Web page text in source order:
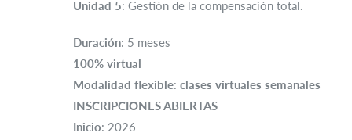
Unidad 5: Gestión de la compensación total.
Duración: 5 meses
100% virtual
Modalidad flexible: clases virtuales semanales
INSCRIPCIONES ABIERTAS
Inicio: 2026